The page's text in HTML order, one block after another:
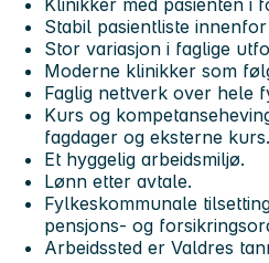
Stabil pasientliste
Stor variasjon i faglige
Moderne klinikker som
Faglig nettverk over hele
Kurs og
fagdager og eksterne kurs.
Et hyggelig arbeidsmiljø.
Lønn etter avtale.
Fylkeskommunale
pensjons- og
Arbeidssted er Valdres